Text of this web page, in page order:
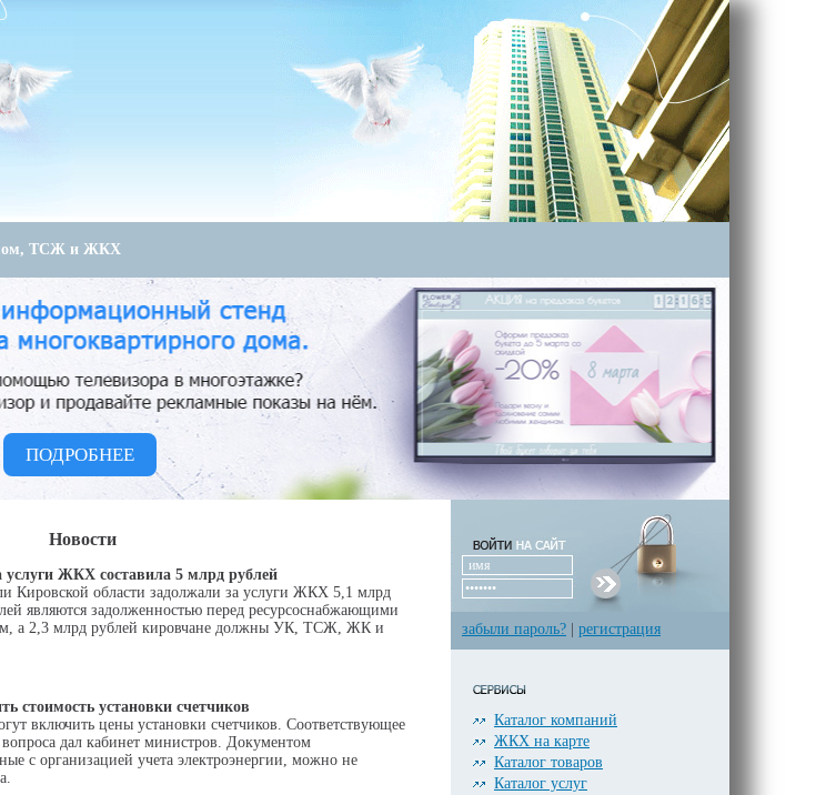
ТСЖ и ЖКХ
ПОДРОБНЕЕ
Новости
ЖКХ составила 5 млрд рублей
Кировской области задолжали за услуги ЖКХ 5,1 млрд
являются задолженностью перед ресурсоснабжающими
а 2,3 млрд рублей кировчане должны УК, ТСЖ, ЖК и
стоимость установки счетчиков
включить цены установки счетчиков. Соответствующее
дал кабинет министров. Документом
с организацией учета электроэнергии, можно не
забыли пароль? регистрация
Каталог компаний
ЖКХ на карте
Каталог товаров
Каталог услуг